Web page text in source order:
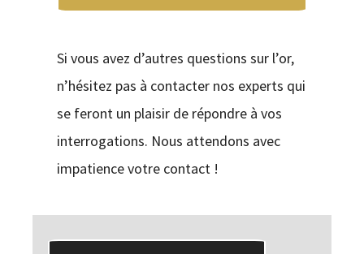
Si vous avez d’autres questions sur l’or,
n’hésitez pas à contacter nos experts qui
se feront un plaisir de répondre à vos
interrogations. Nous attendons avec
impatience votre contact !